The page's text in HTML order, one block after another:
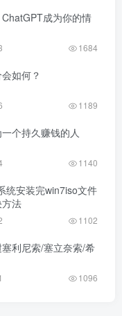
成为你的情
1684
如何？
1189
个持久赚钱的人
1140
统安装完win7iso文件
法
1102
利尼索/塞立奈索/希
1096